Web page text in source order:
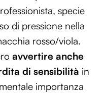
specie
di pressione nella
rosso/viola.
avvertire anche
di sensibilità in
importanza